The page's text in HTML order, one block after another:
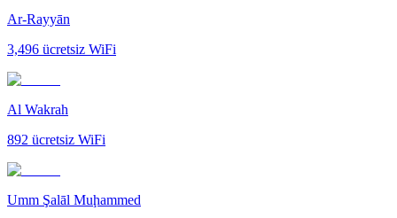
Ar-Rayyān
3,496 ücretsiz WiFi
Al Wakrah
892 ücretsiz WiFi
Umm Şalāl Muḩammed